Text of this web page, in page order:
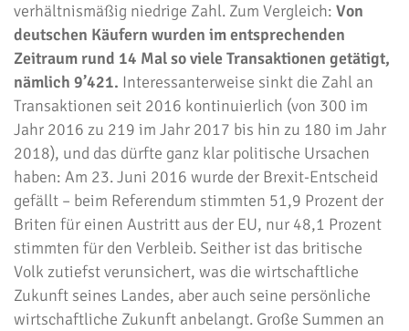
verhältnismäßig niedrige Zahl. Zum Vergleich: Von
deutschen Käufern wurden im entsprechenden
Zeitraum rund 14 Mal so viele Transaktionen getätigt,
nämlich 9’421. Interessanterweise sinkt die Zahl an
Transaktionen seit 2016 kontinuierlich (von 300 im
Jahr 2016 zu 219 im Jahr 2017 bis hin zu 180 im Jahr
2018), und das dürfte ganz klar politische Ursachen
haben: Am 23. Juni 2016 wurde der Brexit-Entscheid
gefällt – beim Referendum stimmten 51,9 Prozent der
Briten für einen Austritt aus der EU, nur 48,1 Prozent
stimmten für den Verbleib. Seither ist das britische
Volk zutiefst verunsichert, was die wirtschaftliche
Zukunft seines Landes, aber auch seine persönliche
wirtschaftliche Zukunft anbelangt. Große Summen an